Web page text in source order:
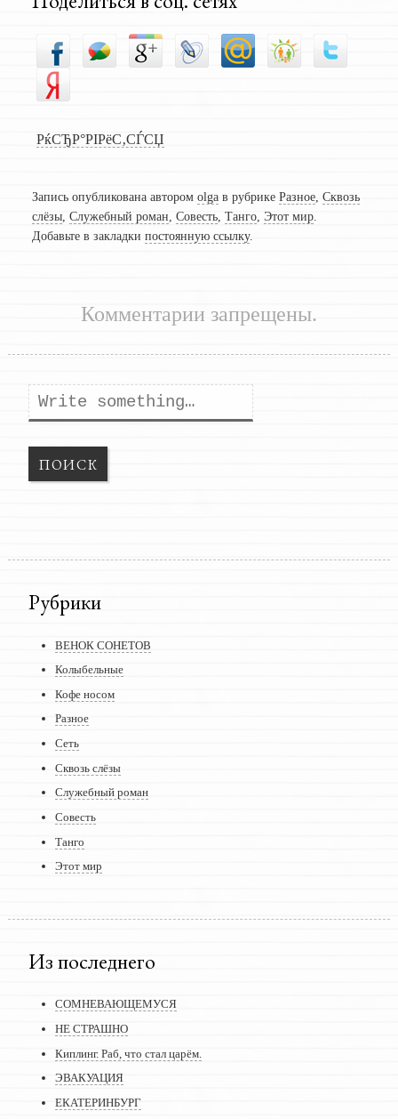
РќСЂР°РІРёС‚СЃСЏ
Запись опубликована автором olgaв рубрике Разное, Сквозь
слёзы, Служебный роман Совесть, Танго, Этот мир.
Добавьте в закладки постоянную ссылку.
Комментарии запрещены.
Поиск
Рубрики
ВЕНОК СОНЕТОВ
Колыбельные
Кофе носом
Разное
Сеть
Сквозь слёзы
Служебный роман
Совесть
Танго
Этот мир
Из последнего
СОМНЕВАЮЩЕМУСЯ
НЕ СТРАШНО
Киплинг. Раб, что стал царём.
ЭВАКУАЦИЯ
ЕКАТЕРИНБУРГ